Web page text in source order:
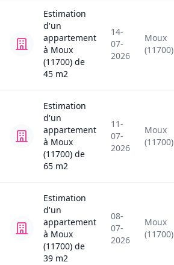
Estimation
d'un
appartement
à Moux
(11700) de
45 m2
14-
07-
2026
Moux
(11700)
Estimation
d'un
appartement
à Moux
(11700) de
65 m2
11-
07-
2026
Moux
(11700)
Estimation
d'un
appartement
à Moux
(11700) de
39 m2
08-
07-
2026
Moux
(11700)